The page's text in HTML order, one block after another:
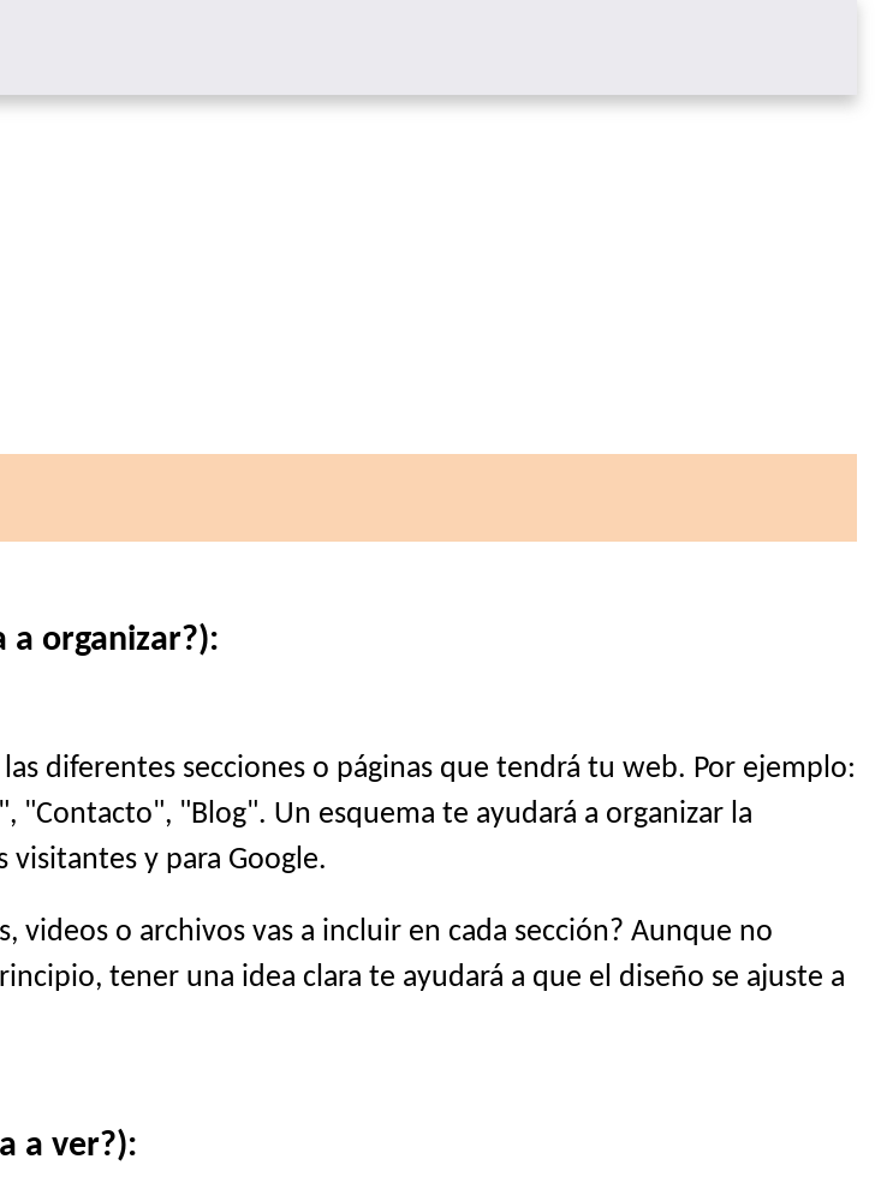
a organizar?):
las diferentes secciones o páginas que tendrá tu web. Por ejemplo:
"Blog". Un esquema te ayudará a organizar la
y para Google.
videos o archivos vas a incluir en cada sección? Aunque no
tener una idea clara te ayudará a que el diseño se ajuste a
a ver?):